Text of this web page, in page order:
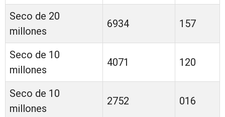
Seco de 20
millones
6934 157
Seco de 10
millones
4071 120
Seco de 10
millones
2752 016